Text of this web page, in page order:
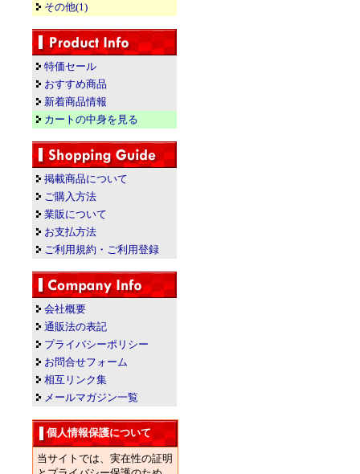
その他(1)
特価セール
おすすめ商品
新着商品情報
カートの中身を見る
掲載商品について
ご購入方法
業販について
お支払方法
ご利用規約・ご利用登録
会社概要
通販法の表記
プライバシーポリシー
お問合せフォーム
相互リンク集
メールマガジン一覧
個人情報保護について
当サイトでは、実在性の証明